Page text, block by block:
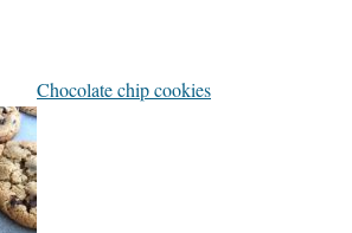
Chocolate chip cookies